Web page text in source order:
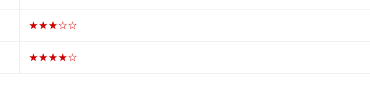
★★★☆☆
★★★★☆